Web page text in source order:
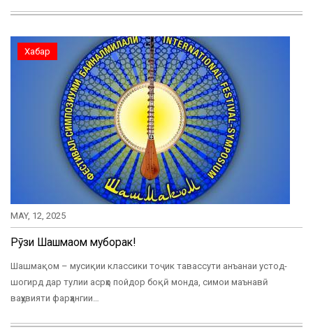
Хабар
MAY, 12, 2025
Рӯзи Шашмақом муборак!
Шашмақом – мусиқии классики тоҷик тавассути анъанаи устод-
шогирд дар тулии асрҳо пойдор боқӣ монда, симои маънавӣ
ваҳувияти фарҳангии…